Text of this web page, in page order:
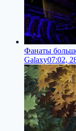
Фанаты
Galaxy07:02,